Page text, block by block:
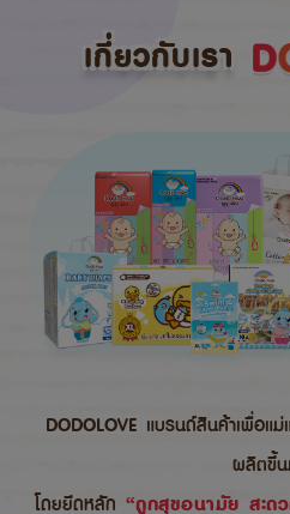
เกี่ยวกับเรา
DODOLOVE แบรนด์สินค้าเพื่อแ
ผลิตขึ้
โดยยึดหลัก “ถูกสุขอนามัย สะ